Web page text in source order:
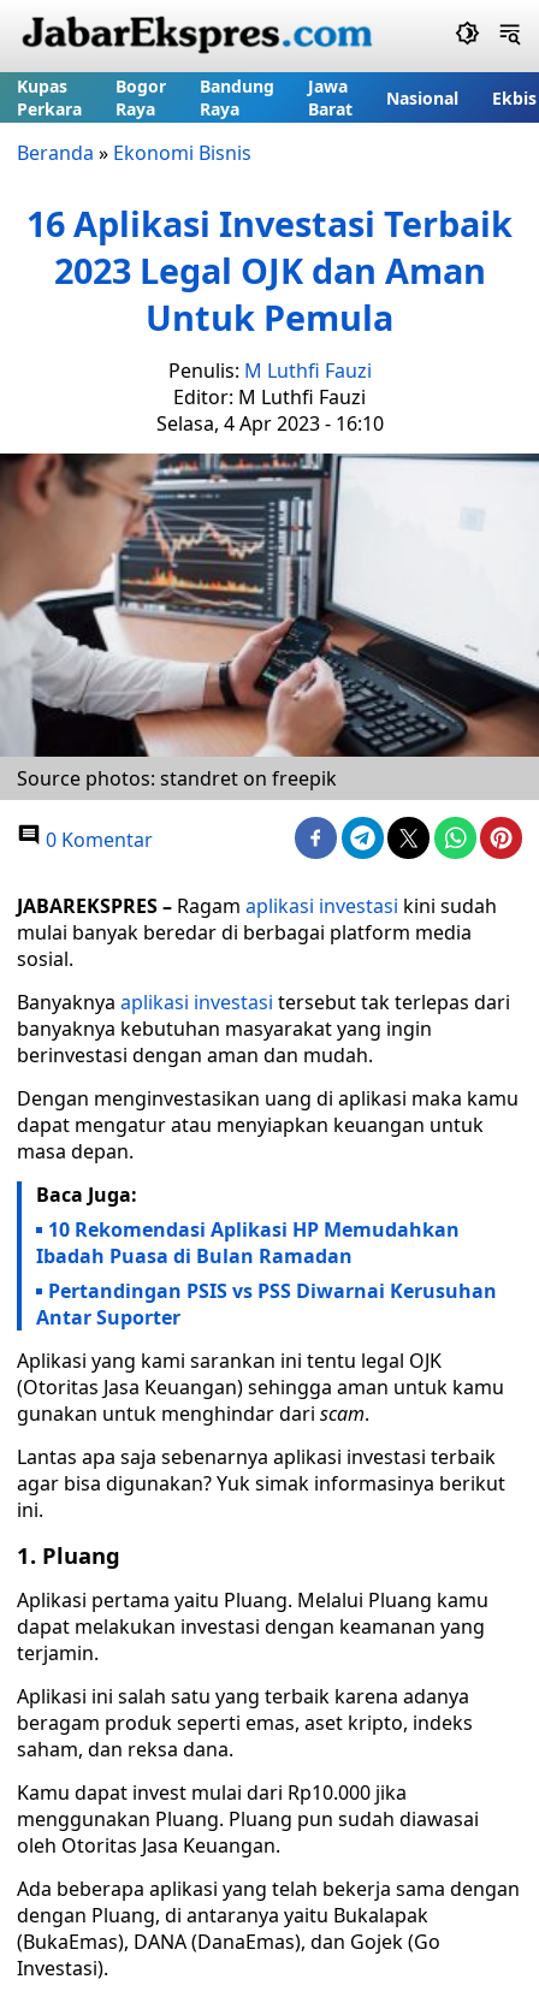
Kupas
Perkara
Bogor
Raya
Bandung
Raya
Jawa
Barat
Nasional Ekbis
Beranda » Ekonomi Bisnis
16 Aplikasi Investasi Terbaik
2023 Legal OJK dan Aman
Untuk Pemula
Penulis: M Luthfi Fauzi
Editor: M Luthfi Fauzi
Selasa, 4 Apr 2023 - 16:10
Source photos: standret on freepik
0 Komentar
JABAREKSPRES – Ragam aplikasi investasi kini sudah
mulai banyak beredar di berbagai platform media
sosial.
Banyaknya aplikasi investasi tersebut tak terlepas dari
banyaknya kebutuhan masyarakat yang ingin
berinvestasi dengan aman dan mudah.
Dengan menginvestasikan uang di aplikasi maka kamu
dapat mengatur atau menyiapkan keuangan untuk
masa depan.
Baca Juga:
10 Rekomendasi Aplikasi HP Memudahkan
Ibadah Puasa di Bulan Ramadan
Pertandingan PSIS vs PSS Diwarnai Kerusuhan
Antar Suporter
Aplikasi yang kami sarankan ini tentu legal OJK
(Otoritas Jasa Keuangan) sehingga aman untuk kamu
gunakan untuk menghindar dari scam.
Lantas apa saja sebenarnya aplikasi investasi terbaik
agar bisa digunakan? Yuk simak informasinya berikut
ini.
1. Pluang
Aplikasi pertama yaitu Pluang. Melalui Pluang kamu
dapat melakukan investasi dengan keamanan yang
terjamin.
Aplikasi ini salah satu yang terbaik karena adanya
beragam produk seperti emas, aset kripto, indeks
saham, dan reksa dana.
Kamu dapat invest mulai dari Rp10.000 jika
menggunakan Pluang. Pluang pun sudah diawasai
oleh Otoritas Jasa Keuangan.
Ada beberapa aplikasi yang telah bekerja sama dengan
dengan Pluang, di antaranya yaitu Bukalapak
(BukaEmas), DANA (DanaEmas), dan Gojek (Go
Investasi).